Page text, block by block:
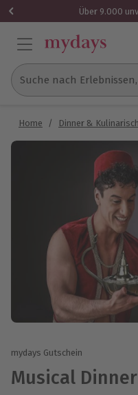
Über 9.000
Suche nach
Home / Dinner &
mydays Gutschein
Musical